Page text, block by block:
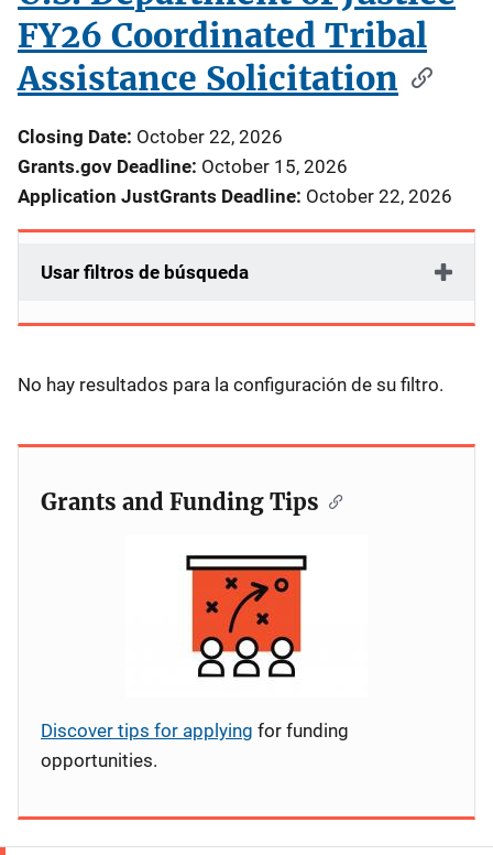
FY26 Coordinated Tribal
Assistance Solicitation
Closing Date: October 22, 2026
Grants.gov Deadline: October 15, 2026
Application JustGrants Deadline: October 22, 2026
Usar filtros de búsqueda
No hay resultados para la configuración de su filtro.
Grants and Funding Tips
Discover tips for applying for funding
opportunities.